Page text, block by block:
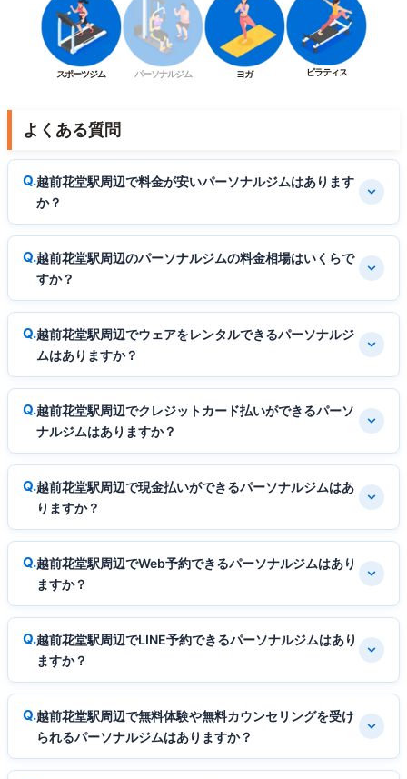
スポーツジム パーソナルジム ヨガ ピラティス
よくある質問
越前花堂駅周辺で料金が安いパーソナルジムはあります
か？
越前花堂駅周辺のパーソナルジムの料金相場はいくらで
すか？
越前花堂駅周辺でウェアをレンタルできるパーソナルジ
ムはありますか？
越前花堂駅周辺でクレジットカード払いができるパーソ
ナルジムはありますか？
越前花堂駅周辺で現金払いができるパーソナルジムはあ
りますか？
越前花堂駅周辺でWeb予約できるパーソナルジムはあり
ますか？
越前花堂駅周辺でLINE予約できるパーソナルジムはあり
ますか？
越前花堂駅周辺で無料体験や無料カウンセリングを受け
られるパーソナルジムはありますか？